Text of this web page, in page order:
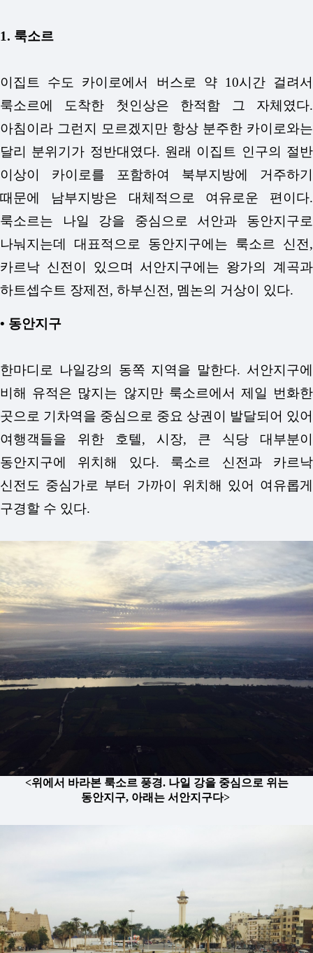
1. 룩소르
이집트 수도 카이로에서 버스로 약 10시간 걸려서
룩소르에 도착한 첫인상은 한적함 그 자체였다.
아침이라 그런지 모르겠지만 항상 분주한 카이로와는
달리 분위기가 정반대였다. 원래 이집트 인구의 절반
이상이 카이로를 포함하여 북부지방에 거주하기
때문에 남부지방은 대체적으로 여유로운 편이다.
룩소르는 나일 강을 중심으로 서안과 동안지구로
나눠지는데 대표적으로 동안지구에는 룩소르 신전,
카르낙 신전이 있으며 서안지구에는 왕가의 계곡과
하트셉수트 장제전, 하부신전, 멤논의 거상이 있다.
• 동안지구
한마디로 나일강의 동쪽 지역을 말한다. 서안지구에
비해 유적은 많지는 않지만 룩소르에서 제일 번화한
곳으로 기차역을 중심으로 중요 상권이 발달되어 있어
여행객들을 위한 호텔, 시장, 큰 식당 대부분이
동안지구에 위치해 있다. 룩소르 신전과 카르낙
신전도 중심가로 부터 가까이 위치해 있어 여유롭게
구경할 수 있다.
<위에서 바라본 룩소르 풍경. 나일 강을 중심으로 위는
동안지구, 아래는 서안지구다>